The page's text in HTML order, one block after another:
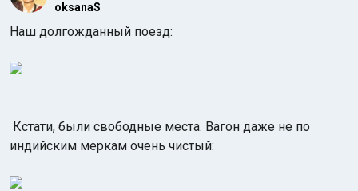
oksanaS
Наш долгожданный поезд:
Кстати, были свободные места. Вагон даже не по
индийским меркам очень чистый: